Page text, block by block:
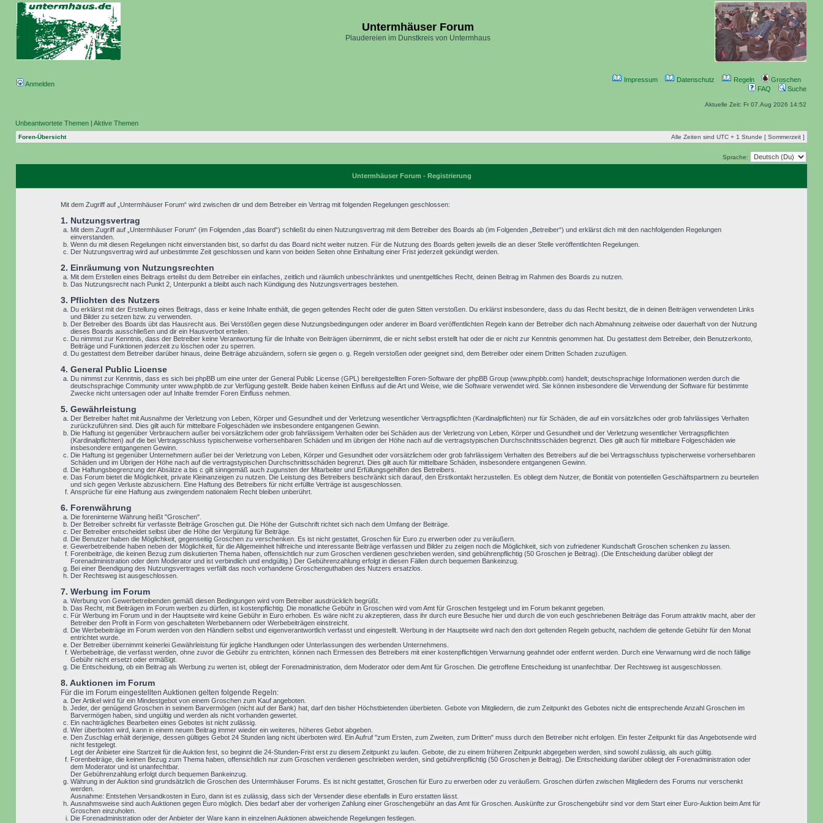
Untermhäuser Forum
Plaudereien im Dunstkreis von Untermhaus
Anmelden
Impressum Datenschutz Regeln
Groschen
FAQ
Suche
Aktuelle Zeit: Fr 07.Aug 2026 14:52
Unbeantwortete Themen | Aktive Themen
Foren-Übersicht Alle Zeiten sind UTC + 1 Stunde [ Sommerzeit ]
Sprache:
Untermhäuser Forum - Registrierung
Mit dem Zugriff auf „Untermhäuser Forum“ wird zwischen dir und dem Betreiber ein Vertrag mit folgenden Regelungen geschlossen:
1. Nutzungsvertrag
Mit dem Zugriff auf „Untermhäuser Forum“ (im Folgenden „das Board“) schließt du einen Nutzungsvertrag mit dem Betreiber des Boards ab (im Folgenden „Betreiber“) und erklärst dich mit den nachfolgenden Regelungen
einverstanden.
Wenn du mit diesen Regelungen nicht einverstanden bist, so darfst du das Board nicht weiter nutzen. Für die Nutzung des Boards gelten jeweils die an dieser Stelle veröffentlichten Regelungen.
Der Nutzungsvertrag wird auf unbestimmte Zeit geschlossen und kann von beiden Seiten ohne Einhaltung einer Frist jederzeit gekündigt werden.
2. Einräumung von Nutzungsrechten
Mit dem Erstellen eines Beitrags erteilst du dem Betreiber ein einfaches, zeitlich und räumlich unbeschränktes und unentgeltliches Recht, deinen Beitrag im Rahmen des Boards zu nutzen.
Das Nutzungsrecht nach Punkt 2, Unterpunkt a bleibt auch nach Kündigung des Nutzungsvertrages bestehen.
3. Pflichten des Nutzers
Du erklärst mit der Erstellung eines Beitrags, dass er keine Inhalte enthält, die gegen geltendes Recht oder die guten Sitten verstoßen. Du erklärst insbesondere, dass du das Recht besitzt, die in deinen Beiträgen verwendeten Links
und Bilder zu setzen bzw. zu verwenden.
Der Betreiber des Boards übt das Hausrecht aus. Bei Verstößen gegen diese Nutzungsbedingungen oder anderer im Board veröffentlichten Regeln kann der Betreiber dich nach Abmahnung zeitweise oder dauerhaft von der Nutzung
dieses Boards ausschließen und dir ein Hausverbot erteilen.
Du nimmst zur Kenntnis, dass der Betreiber keine Verantwortung für die Inhalte von Beiträgen übernimmt, die er nicht selbst erstellt hat oder die er nicht zur Kenntnis genommen hat. Du gestattest dem Betreiber, dein Benutzerkonto,
Beiträge und Funktionen jederzeit zu löschen oder zu sperren.
Du gestattest dem Betreiber darüber hinaus, deine Beiträge abzuändern, sofern sie gegen o. g. Regeln verstoßen oder geeignet sind, dem Betreiber oder einem Dritten Schaden zuzufügen.
4. General Public License
Du nimmst zur Kenntnis, dass es sich bei phpBB um eine unter der General Public License (GPL) bereitgestellten Foren-Software der phpBB Group (www.phpbb.com) handelt; deutschsprachige Informationen werden durch die
deutschsprachige Community unter www.phpbb.de zur Verfügung gestellt. Beide haben keinen Einfluss auf die Art und Weise, wie die Software verwendet wird. Sie können insbesondere die Verwendung der Software für bestimmte
Zwecke nicht untersagen oder auf Inhalte fremder Foren Einfluss nehmen.
5. Gewährleistung
Der Betreiber haftet mit Ausnahme der Verletzung von Leben, Körper und Gesundheit und der Verletzung wesentlicher Vertragspflichten (Kardinalpflichten) nur für Schäden, die auf ein vorsätzliches oder grob fahrlässiges Verhalten
zurückzuführen sind. Dies gilt auch für mittelbare Folgeschäden wie insbesondere entgangenen Gewinn.
Die Haftung ist gegenüber Verbrauchern außer bei vorsätzlichem oder grob fahrlässigem Verhalten oder bei Schäden aus der Verletzung von Leben, Körper und Gesundheit und der Verletzung wesentlicher Vertragspflichten
(Kardinalpflichten) auf die bei Vertragsschluss typischerweise vorhersehbaren Schäden und im übrigen der Höhe nach auf die vertragstypischen Durchschnittsschäden begrenzt. Dies gilt auch für mittelbare Folgeschäden wie
insbesondere entgangenen Gewinn.
Die Haftung ist gegenüber Unternehmern außer bei der Verletzung von Leben, Körper und Gesundheit oder vorsätzlichem oder grob fahrlässigem Verhalten des Betreibers auf die bei Vertragsschluss typischerweise vorhersehbaren
Schäden und im Übrigen der Höhe nach auf die vertragstypischen Durchschnittsschäden begrenzt. Dies gilt auch für mittelbare Schäden, insbesondere entgangenen Gewinn.
Die Haftungsbegrenzung der Absätze a bis c gilt sinngemäß auch zugunsten der Mitarbeiter und Erfüllungsgehilfen des Betreibers.
Das Forum bietet die Möglichkeit, private Kleinanzeigen zu nutzen. Die Leistung des Betreibers beschränkt sich darauf, den Erstkontakt herzustellen. Es obliegt dem Nutzer, die Bonität von potentiellen Geschäftspartnern zu beurteilen
und sich gegen Verluste abzusichern. Eine Haftung des Betreibers für nicht erfüllte Verträge ist ausgeschlossen.
Ansprüche für eine Haftung aus zwingendem nationalem Recht bleiben unberührt.
6. Forenwährung
Die foreninterne Währung heißt "Groschen".
Der Betreiber schreibt für verfasste Beiträge Groschen gut. Die Höhe der Gutschrift richtet sich nach dem Umfang der Beiträge.
Der Betreiber entscheidet selbst über die Höhe der Vergütung für Beiträge.
Die Benutzer haben die Möglichkeit, gegenseitig Groschen zu verschenken. Es ist nicht gestattet, Groschen für Euro zu erwerben oder zu veräußern.
Gewerbetreibende haben neben der Möglichkeit, für die Allgemeinheit hilfreiche und interessante Beiträge verfassen und Bilder zu zeigen noch die Möglichkeit, sich von zufriedener Kundschaft Groschen schenken zu lassen.
Forenbeiträge, die keinen Bezug zum diskutierten Thema haben, offensichtlich nur zum Groschen verdienen geschrieben werden, sind gebührenpflichtig (50 Groschen je Beitrag). (Die Entscheidung darüber obliegt der
Forenadministration oder dem Moderator und ist verbindlich und endgültig.) Der Gebührenzahlung erfolgt in diesen Fällen durch bequemen Bankeinzug.
Bei einer Beendigung des Nutzungsvertrages verfällt das noch vorhandene Groschenguthaben des Nutzers ersatzlos.
Der Rechtsweg ist ausgeschlossen.
7. Werbung im Forum
Werbung von Gewerbetreibenden gemäß diesen Bedingungen wird vom Betreiber ausdrücklich begrüßt.
Das Recht, mit Beiträgen im Forum werben zu dürfen, ist kostenpflichtig. Die monatliche Gebühr in Groschen wird vom Amt für Groschen festgelegt und im Forum bekannt gegeben.
Für Werbung im Forum und in der Hauptseite wird keine Gebühr in Euro erhoben. Es wäre nicht zu akzeptieren, dass ihr durch eure Besuche hier und durch die von euch geschriebenen Beiträge das Forum attraktiv macht, aber der
Betreiber den Profit in Form von geschalteten Werbebannern oder Werbebeiträgen einstreicht.
Die Werbebeiträge im Forum werden von den Händlern selbst und eigenverantwortlich verfasst und eingestellt. Werbung in der Hauptseite wird nach den dort geltenden Regeln gebucht, nachdem die geltende Gebühr für den Monat
entrichtet wurde.
Der Betreiber übernimmt keinerlei Gewährleistung für jegliche Handlungen oder Unterlassungen des werbenden Unternehmens.
Werbebeiträge, die verfasst werden, ohne zuvor die Gebühr zu entrichten, können nach Ermessen des Betreibers mit einer kostenpflichtigen Verwarnung geahndet oder entfernt werden. Durch eine Verwarnung wird die noch fällige
Gebühr nicht ersetzt oder ermäßigt.
Die Entscheidung, ob ein Beitrag als Werbung zu werten ist, obliegt der Forenadministration, dem Moderator oder dem Amt für Groschen. Die getroffene Entscheidung ist unanfechtbar. Der Rechtsweg ist ausgeschlossen.
8. Auktionen im Forum
Für die im Forum eingestellten Auktionen gelten folgende Regeln:
Der Artikel wird für ein Mindestgebot von einem Groschen zum Kauf angeboten.
Jeder, der genügend Groschen in seinem Barvermögen (nicht auf der Bank) hat, darf den bisher Höchstbietenden überbieten. Gebote von Mitgliedern, die zum Zeitpunkt des Gebotes nicht die entsprechende Anzahl Groschen im
Barvermögen haben, sind ungültig und werden als nicht vorhanden gewertet.
Ein nachträgliches Bearbeiten eines Gebotes ist nicht zulässig.
Wer überboten wird, kann in einem neuen Beitrag immer wieder ein weiteres, höheres Gebot abgeben.
Den Zuschlag erhält derjenige, dessen gültiges Gebot 24 Stunden lang nicht überboten wird. Ein Aufruf "zum Ersten, zum Zweiten, zum Dritten" muss durch den Betreiber nicht erfolgen. Ein fester Zeitpunkt für das Angebotsende wird
nicht festgelegt.
Legt der Anbieter eine Startzeit für die Auktion fest, so beginnt die 24-Stunden-Frist erst zu diesem Zeitpunkt zu laufen. Gebote, die zu einem früheren Zeitpunkt abgegeben werden, sind sowohl zulässig, als auch gültig.
Forenbeiträge, die keinen Bezug zum Thema haben, offensichtlich nur zum Groschen verdienen geschrieben werden, sind gebührenpflichtig (50 Groschen je Beitrag). Die Entscheidung darüber obliegt der Forenadministration oder
dem Moderator und ist unanfechtbar.
Der Gebührenzahlung erfolgt durch bequemen Bankeinzug.
Währung in der Auktion sind grundsätzlich die Groschen des Untermhäuser Forums. Es ist nicht gestattet, Groschen für Euro zu erwerben oder zu veräußern. Groschen dürfen zwischen Mitgliedern des Forums nur verschenkt
werden.
Ausnahme: Entstehen Versandkosten in Euro, dann ist es zulässig, dass sich der Versender diese ebenfalls in Euro erstatten lässt.
Ausnahmsweise sind auch Auktionen gegen Euro möglich. Dies bedarf aber der vorherigen Zahlung einer Groschengebühr an das Amt für Groschen. Auskünfte zur Groschengebühr sind vor dem Start einer Euro-Auktion beim Amt für
Groschen einzuholen.
Die Forenadministration oder der Anbieter der Ware kann in einzelnen Auktionen abweichende Regelungen festlegen.